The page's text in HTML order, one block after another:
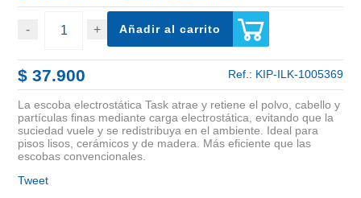
Añadir al carrito
$ 37.900 Ref.: KIP-ILK-1005369
La escoba electrostática Task atrae y retiene el polvo, cabello y
partículas finas mediante carga electrostática, evitando que la
suciedad vuele y se redistribuya en el ambiente. Ideal para
pisos lisos, cerámicos y de madera. Más eficiente que las
escobas convencionales.
Tweet